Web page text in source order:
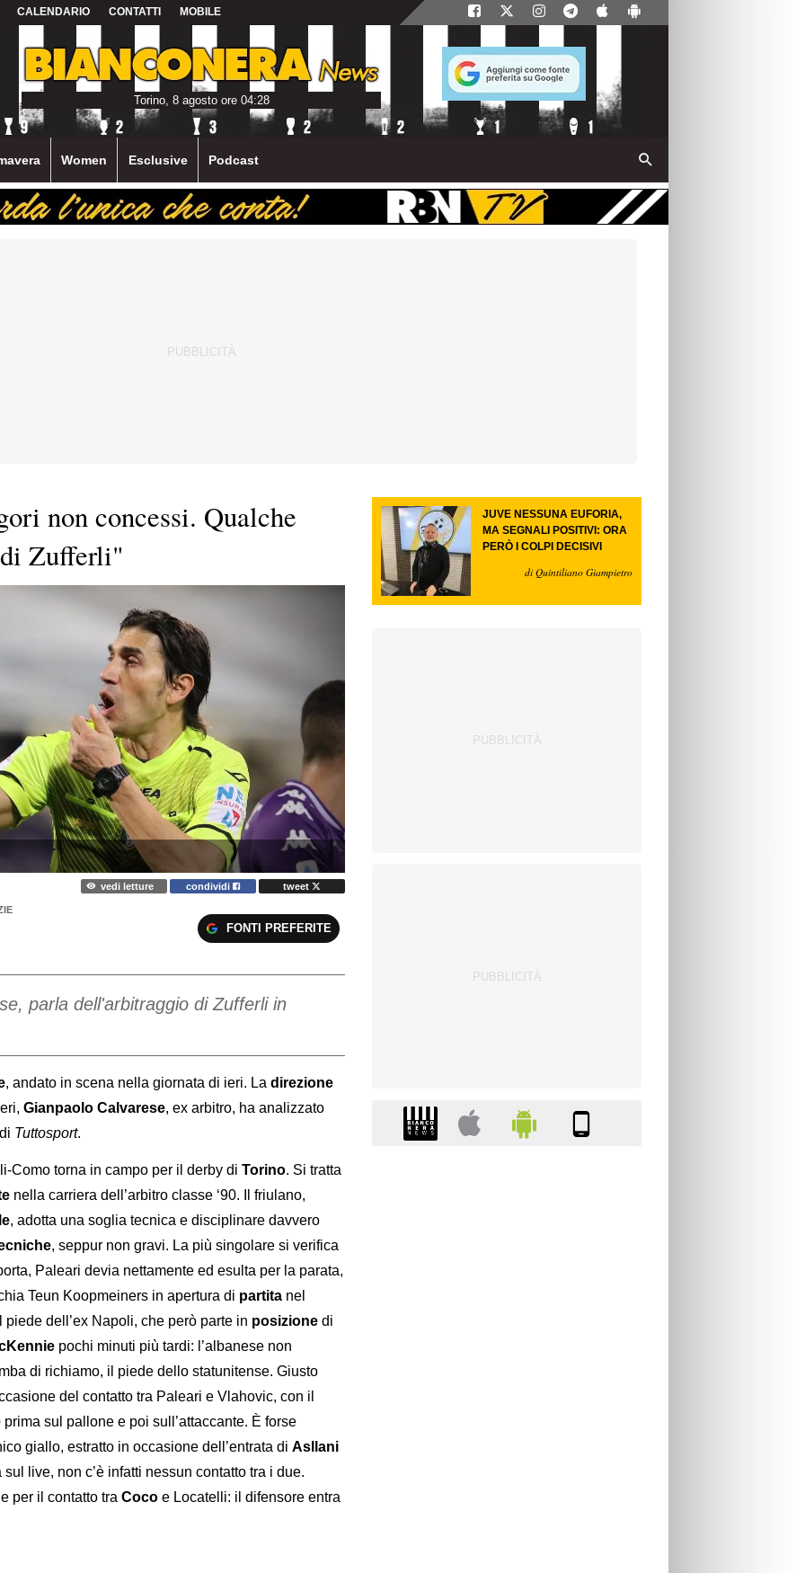
CALENDARIO CONTATTI MOBILE
Torino, 8 agosto ore 04:28
Women Esclusive Podcast
non concessi. Qualche
Zufferli"
vedi letture condividi tweet
FONTI PREFERITE
parla dell'arbitraggio di Zufferli in
, andato in scena nella giornata di ieri. La direzione
Gianpaolo Calvarese, ex arbitro, ha analizzato
Tuttosport.
Como torna in campo per il derby di Torino. Si tratta
nella carriera dell’arbitro classe ‘90. Il friulano,
, adotta una soglia tecnica e disciplinare davvero
, seppur non gravi. La più singolare si verifica
Paleari devia nettamente ed esulta per la parata,
Teun Koopmeiners in apertura di partita nel
dell’ex Napoli, che però parte in posizione di
pochi minuti più tardi: l’albanese non
di richiamo, il piede dello statunitense. Giusto
del contatto tra Paleari e Vlahovic, con il
prima sul pallone e poi sull’attaccante. È forse
giallo, estratto in occasione dell’entrata di Asllani
live, non c’è infatti nessun contatto tra i due.
per il contatto tra Coco e Locatelli: il difensore entra
JUVE NESSUNA EUFORIA,
MA SEGNALI POSITIVI: ORA
PERÒ I COLPI DECISIVI
di Quintiliano Giampietro